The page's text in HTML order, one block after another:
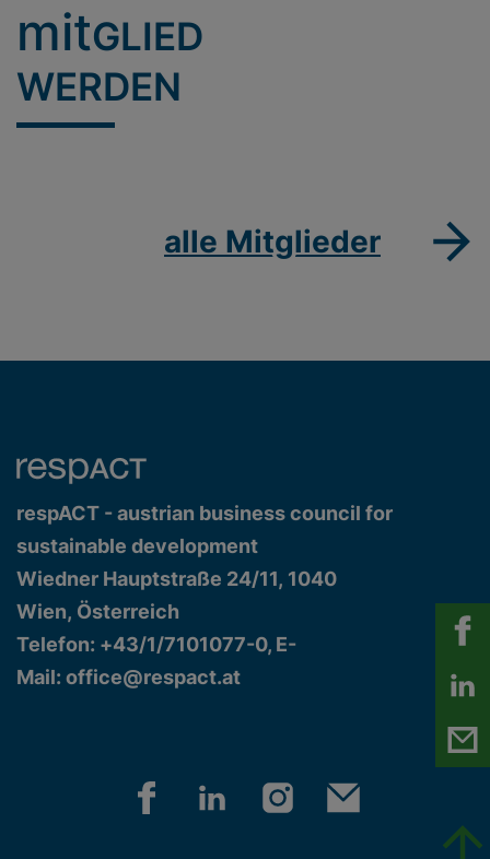
mitGLIED
WERDEN
alle Mitglieder
respACT - austrian business council for
sustainable development
Wiedner Hauptstraße 24/11, 1040
Wien, Österreich
Telefon: +43/1/7101077-0, E-
Mail: office@respact.at